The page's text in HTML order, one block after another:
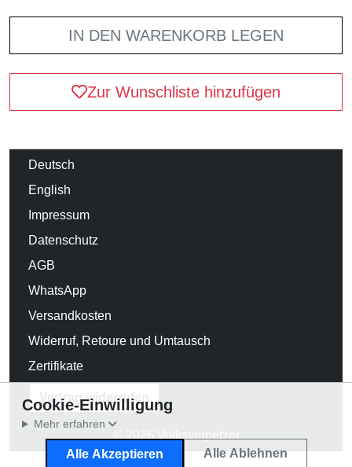
IN DEN WARENKORB LEGEN
Zur Wunschliste hinzufügen
Deutsch
English
Impressum
Datenschutz
AGB
WhatsApp
Versandkosten
Widerruf, Retoure und Umtausch
Zertifikate
Vertrag widerrufen
© 2026 Volksverpetzer
Cookie-Einwilligung
Mehr erfahren
Alle Akzeptieren Alle Ablehnen